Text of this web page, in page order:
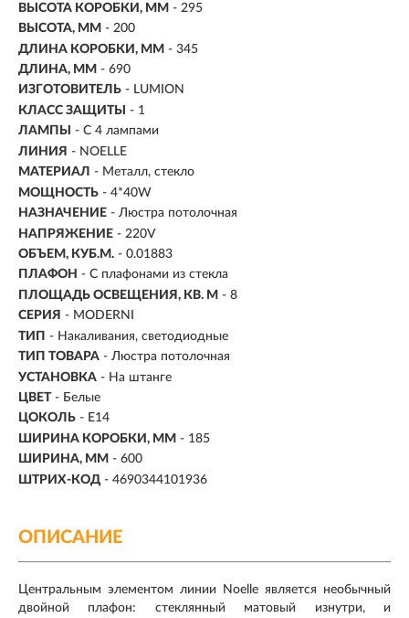
ВЫСОТА КОРОБКИ, ММ - 295
ВЫСОТА, ММ - 200
ДЛИНА КОРОБКИ, ММ - 345
ДЛИНА, ММ - 690
ИЗГОТОВИТЕЛЬ - LUMION
КЛАСС ЗАЩИТЫ
- 1
ЛАМПЫ
- С 4 лампами
ЛИНИЯ - NOELLE
МАТЕРИАЛ - Металл, стекло
МОЩНОСТЬ - 4*40W
НАЗНАЧЕНИЕ - Люстра потолочная
НАПРЯЖЕНИЕ - 220V
ОБЪЕМ, КУБ.М. - 0.01883
ПЛАФОН - С плафонами из стекла
ПЛОЩАДЬ ОСВЕЩЕНИЯ, КВ. М - 8
СЕРИЯ - MODERNI
ТИП - Накаливания, светодиодные
ТИП ТОВАРА - Люстра потолочная
УСТАНОВКА - На штанге
ЦВЕТ - Белые
ЦОКОЛЬ - E14
ШИРИНА КОРОБКИ, ММ - 185
ШИРИНА, ММ - 600
ШТРИХ-КОД - 4690344101936
ОПИСАНИЕ
Центральным элементом линии Noelle является необычный
двойной плафон: стеклянный матовый изнутри, и